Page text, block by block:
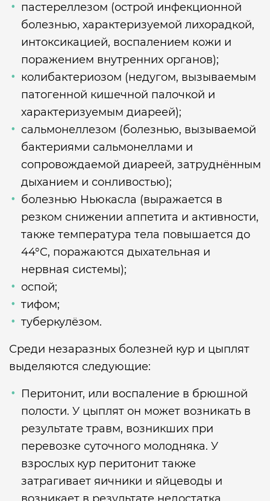
пастереллезом (острой инфекционной
болезнью, характеризуемой лихорадкой,
интоксикацией, воспалением кожи и
поражением внутренних органов);
колибактериозом (недугом, вызываемым
патогенной кишечной палочкой и
характеризуемым диареей);
сальмонеллезом (болезнью, вызываемой
бактериями сальмонеллами и
сопровождаемой диареей, затруднённым
дыханием и сонливостью);
болезнью Ньюкасла (выражается в
резком снижении аппетита и активности,
также температура тела повышается до
44°C, поражаются дыхательная и
нервная системы);
оспой;
тифом;
туберкулёзом.
Среди незаразных болезней кур и цыплят
выделяются следующие:
Перитонит, или воспаление в брюшной
полости. У цыплят он может возникать в
результате травм, возникших при
перевозке суточного молодняка. У
взрослых кур перитонит также
затрагивает яичники и яйцеводы и